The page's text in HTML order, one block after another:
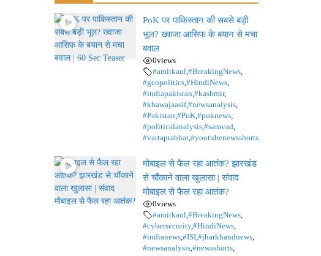
PoK पर पाकिस्तान की सबसे बड़ी
भूल? ख्वाजा आसिफ के बयान से मचा
बवाल
0views
#amitkaul,#BreakingNews,
#geopolitics,#HindiNews,
#indiapakistan,#kashmir,
#khawajaasif,#newsanalysis,
#Pakistan,#PoK,#poknews,
#politicalanalysis,#samvad,
#vartaprabhat,#youtubenewsshorts
मोबाइल से फैल रहा आतंक? झारखंड
से चौंकाने वाला खुलासा | संवाद
मोबाइल से फैल रहा आतंक?
0views
#amitkaul,#BreakingNews,
#cybersecurity,#HindiNews,
#indianews,#ISI,#jharkhandnews,
#newsanalysis,#newsshorts,